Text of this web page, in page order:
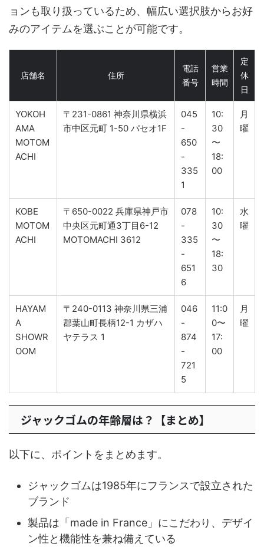
ョンも取り扱っているため、幅広い選択肢からお好
みのアイテムを選ぶことが可能です。
店舗名 住所
電話
番号
営業
時間
定
休
日
YOKOH
AMA
MOTOM
ACHI
〒231-0861 神奈川県横浜
市中区元町 1-50 パセオ1F
045
-
650
-
335
1
10:
30
〜
18:
00
月
曜
KOBE
MOTOM
ACHI
〒650-0022 兵庫県神戸市
中央区元町通3丁目6-12
MOTOMACHI 3612
078
-
335
-
651
6
10:
30
〜
18:
30
水
曜
HAYAM
A
SHOWR
OOM
〒240-0113 神奈川県三浦
郡葉山町長柄12-1 カザハ
ヤテラス 1
046
-
874
-
721
5
11:0
0〜
17:
00
月
曜
ジャックゴムの年齢層は？【まとめ】
以下に、ポイントをまとめます。
ジャックゴムは1985年にフランスで設立された
ブランド
製品は「made in France」にこだわり、デザイ
ン性と機能性を兼ね備えている